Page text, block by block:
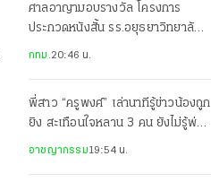
ศาลอาญามอบรางวัล โครงการ
ประกวดหนังสั้น รร.อยุธยาวิทยาลัย
กทม.20:46 น.
พี่สาว “ครูพงศ์” เล่านาทีรู้ข่าวน้องถูก
ยิง สะเทือนใจหลาน 3 คน ยังไม่รู้พ่อ
อาชญากรรม19:54 น.